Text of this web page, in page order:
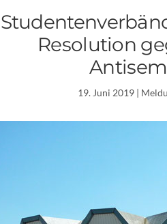
Resolution
19. Juni 2019 |